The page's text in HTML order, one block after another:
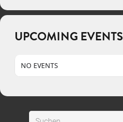
UPCOMING EVENTS
NO EVENTS
Suchen